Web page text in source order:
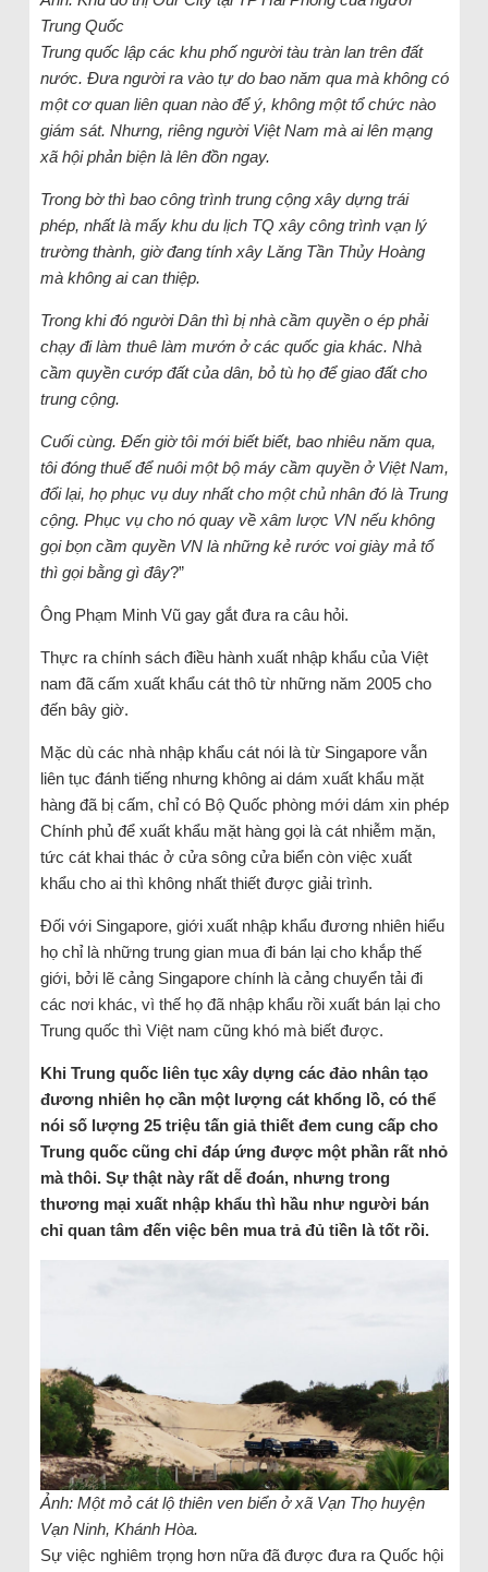
Trung Quốc
Trung quốc lập các khu phố người tàu tràn lan trên đất
nước. Đưa người ra vào tự do bao năm qua mà không có
một cơ quan liên quan nào để ý, không một tổ chức nào
giám sát. Nhưng, riêng người Việt Nam mà ai lên mạng
xã hội phản biện là lên đồn ngay.
Trong bờ thì bao công trình trung cộng xây dựng trái
phép, nhất là mấy khu du lịch TQ xây công trình vạn lý
trường thành, giờ đang tính xây Lăng Tần Thủy Hoàng
mà không ai can thiệp.
Trong khi đó người Dân thì bị nhà cầm quyền o ép phải
chạy đi làm thuê làm mướn ở các quốc gia khác. Nhà
cầm quyền cướp đất của dân, bỏ tù họ để giao đất cho
trung cộng.
Cuối cùng. Đến giờ tôi mới biết biết, bao nhiêu năm qua,
tôi đóng thuế để nuôi một bộ máy cầm quyền ở Việt Nam,
đổi lại, họ phục vụ duy nhất cho một chủ nhân đó là Trung
cộng. Phục vụ cho nó quay về xâm lược VN nếu không
gọi bọn cầm quyền VN là những kẻ rước voi giày mả tổ
thì gọi bằng gì đây?”
Ông Phạm Minh Vũ gay gắt đưa ra câu hỏi.
Thực ra chính sách điều hành xuất nhập khẩu của Việt
nam đã cấm xuất khẩu cát thô từ những năm 2005 cho
đến bây giờ.
Mặc dù các nhà nhập khẩu cát nói là từ Singapore vẫn
liên tục đánh tiếng nhưng không ai dám xuất khẩu mặt
hàng đã bị cấm, chỉ có Bộ Quốc phòng mới dám xin phép
Chính phủ để xuất khẩu mặt hàng gọi là cát nhiễm mặn,
tức cát khai thác ở cửa sông cửa biển còn việc xuất
khẩu cho ai thì không nhất thiết được giải trình.
Đối với Singapore, giới xuất nhập khẩu đương nhiên hiểu
họ chỉ là những trung gian mua đi bán lại cho khắp thế
giới, bởi lẽ cảng Singapore chính là cảng chuyển tải đi
các nơi khác, vì thế họ đã nhập khẩu rồi xuất bán lại cho
Trung quốc thì Việt nam cũng khó mà biết được.
Khi Trung quốc liên tục xây dựng các đảo nhân tạo
đương nhiên họ cần một lượng cát khổng lồ, có thể
nói số lượng 25 triệu tấn giả thiết đem cung cấp cho
Trung quốc cũng chỉ đáp ứng được một phần rất nhỏ
mà thôi. Sự thật này rất dễ đoán, nhưng trong
thương mại xuất nhập khẩu thì hầu như người bán
chỉ quan tâm đến việc bên mua trả đủ tiền là tốt rồi.
Ảnh: Một mỏ cát lộ thiên ven biển ở xã Vạn Thọ huyện
Vạn Ninh, Khánh Hòa.
Sự việc nghiêm trọng hơn nữa đã được đưa ra Quốc hội